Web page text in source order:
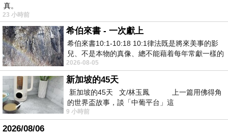
真。
23 小時前
希伯來書 - 一次獻上
希伯來書10:1-10:18 10:1律法既是將來美事的影
兒、不是本物的真像、總不能藉着每年常獻一樣的
祭物、叫那近前來的人得以完全。 10
2026-08-05
新加坡的45天
新加坡的45天 文/林玉鳳 上一篇用佛得角
的世界盃故事，談「中葡平台」這
9 小時前
2026/08/06